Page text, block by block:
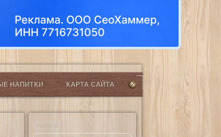
НАПИТКИ КАРТА САЙТА